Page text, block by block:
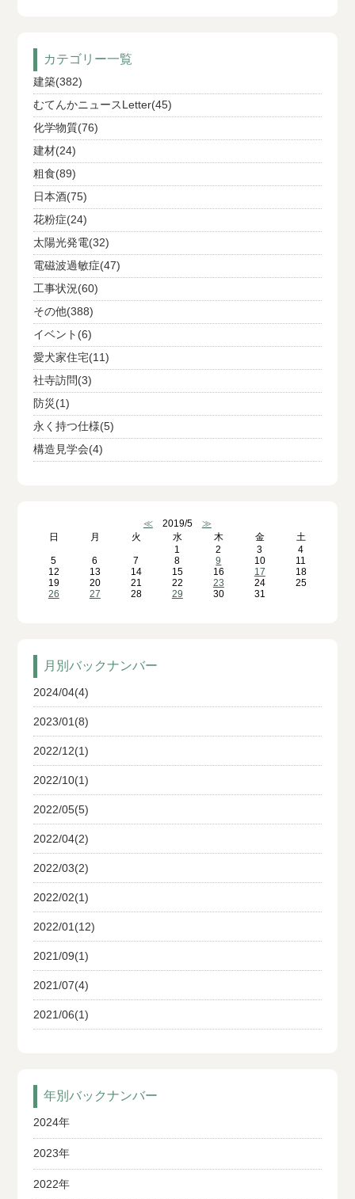
カテゴリー一覧
建築(382)
むてんかニュースLetter(45)
化学物質(76)
建材(24)
粗食(89)
日本酒(75)
花粉症(24)
太陽光発電(32)
電磁波過敏症(47)
工事状況(60)
その他(388)
イベント(6)
愛犬家住宅(11)
社寺訪問(3)
防災(1)
永く持つ仕様(5)
構造見学会(4)
≪2019/5 ≫
日
月 火 水 木 金
土
1
2 3
4
5
6 7 8 9 10
11
12
13 14 15 16 17
18
19
20 21 22 23 24
25
26
27 28 29 30 31
月別バックナンバー
2024/04(4)
2023/01(8)
2022/12(1)
2022/10(1)
2022/05(5)
2022/04(2)
2022/03(2)
2022/02(1)
2022/01(12)
2021/09(1)
2021/07(4)
2021/06(1)
年別バックナンバー
2024年
2023年
2022年